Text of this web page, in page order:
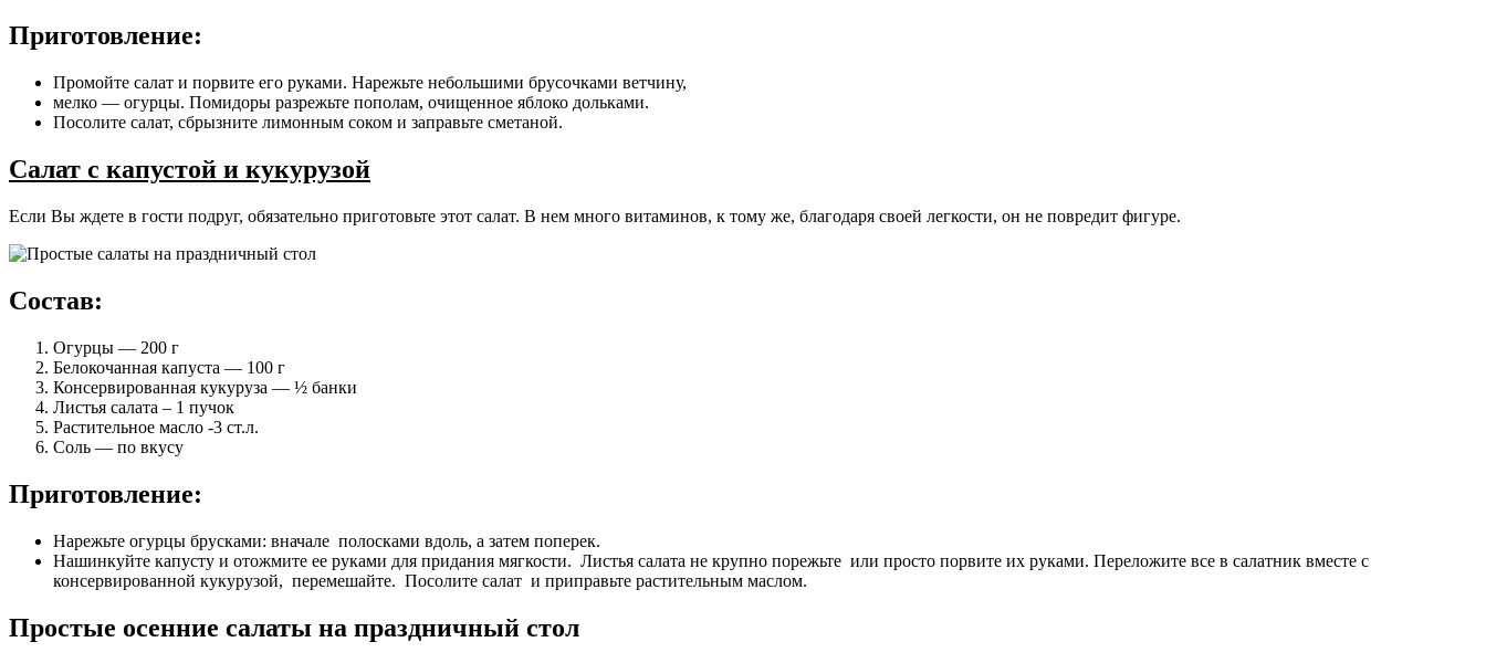
Приготовление:
Промойте салат и порвите его руками. Нарежьте небольшими брусочками ветчину,
мелко — огурцы. Помидоры разрежьте пополам, очищенное яблоко дольками.
Посолите салат, сбрызните лимонным соком и заправьте сметаной.
Салат с капустой и кукурузой
Если Вы ждете в гости подруг, обязательно приготовьте этот салат. В нем много витаминов, к тому же, благодаря своей легкости, он не повредит фигуре.
Состав:
Огурцы — 200 г
Белокочанная капуста — 100 г
Консервированная кукуруза — ½ банки
Листья салата – 1 пучок
Растительное масло -3 ст.л.
Соль — по вкусу
Приготовление:
Нарежьте огурцы брусками: вначале полосками вдоль, а затем поперек.
Нашинкуйте капусту и отожмите ее руками для придания мягкости. Листья салата не крупно порежьте или просто порвите их руками. Переложите все в салатник вместе с
консервированной кукурузой, перемешайте. Посолите салат и приправьте растительным маслом.
Простые осенние салаты на праздничный стол